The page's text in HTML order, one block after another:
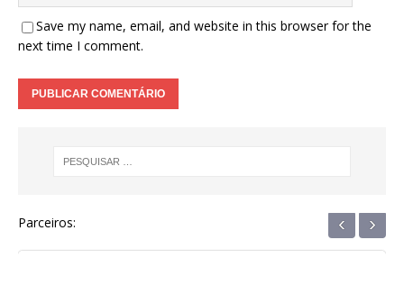
Save my name, email, and website in this browser for the
next time I comment.
Parceiros: ‹ ›